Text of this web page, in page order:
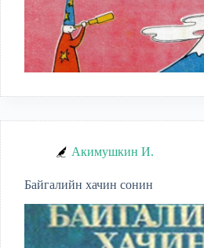
Акимушкин И.
Байгалийн хачин сонин